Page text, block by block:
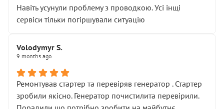
Навіть усунули проблему з проводкою. Усі інщі
сервіси тільки погіршували ситуацію
Volodymyr S.
9 months ago
Ремонтував стартер та перевіряв генератор . Стартер
зробили якісно. Генератор почистилита перевірили.